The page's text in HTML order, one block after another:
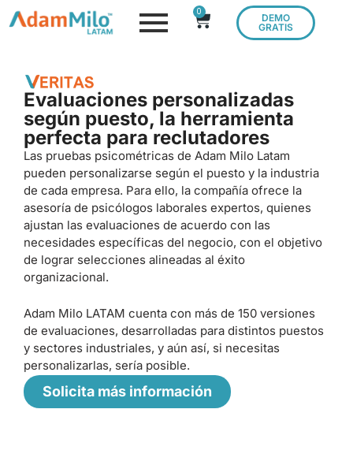
0
DEMO
GRATIS
Evaluaciones personalizadas
según puesto, la herramienta
perfecta para reclutadores
Las pruebas psicométricas de Adam Milo Latam
pueden personalizarse según el puesto y la industria
de cada empresa. Para ello, la compañía ofrece la
asesoría de psicólogos laborales expertos, quienes
ajustan las evaluaciones de acuerdo con las
necesidades específicas del negocio, con el objetivo
de lograr selecciones alineadas al éxito
organizacional.
Adam Milo LATAM cuenta con más de 150 versiones
de evaluaciones, desarrolladas para distintos puestos
y sectores industriales, y aún así, si necesitas
personalizarlas, sería posible.
Solicita más información